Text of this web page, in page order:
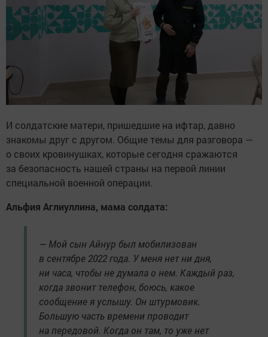
И солдатские матери, пришедшие на ифтар, давно
знакомы друг с другом. Общие темы для разговора —
о своих кровинушках, которые сегодня сражаются
за безопасность нашей страны на первой линии
специальной военной операции.
Альфия Аглиуллина, мама солдата:
— Мой сын Айнур был мобилизован
в сентябре 2022 года. У меня нет ни дня,
ни часа, чтобы не думала о нем. Каждый раз,
когда звонит телефон, боюсь, какое
сообщение я услышу. Он штурмовик.
Большую часть времени проводит
на передовой. Когда он там, то уже нет